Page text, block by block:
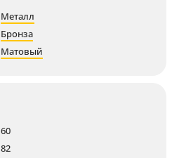
Металл
Бронза
Матовый
60
82